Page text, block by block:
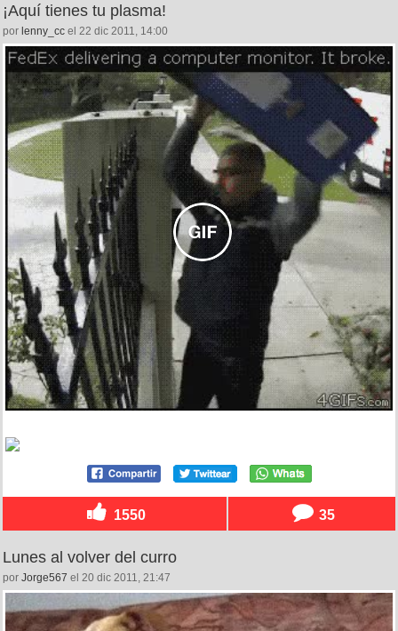
¡Aquí tienes tu plasma!
por lenny_cc el 22 dic 2011, 14:00
1550 35
Lunes al volver del curro
por Jorge567 el 20 dic 2011, 21:47